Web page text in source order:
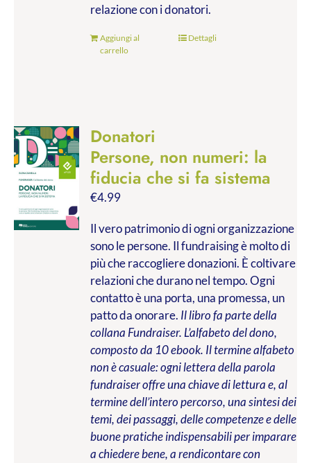
relazione con i donatori.
Aggiungi al
carrello
Dettagli
Donatori
Persone, non numeri: la
fiducia che si fa sistema
€4.99
Il vero patrimonio di ogni organizzazione
sono le persone. Il fundraising è molto di
più che raccogliere donazioni. È coltivare
relazioni che durano nel tempo. Ogni
contatto è una porta, una promessa, un
patto da onorare. Il libro fa parte della
collana Fundraiser. L’alfabeto del dono,
composto da 10 ebook. Il termine alfabeto
non è casuale: ogni lettera della parola
fundraiser offre una chiave di lettura e, al
termine dell’intero percorso, una sintesi dei
temi, dei passaggi, delle competenze e delle
buone pratiche indispensabili per imparare
a chiedere bene, a rendicontare con